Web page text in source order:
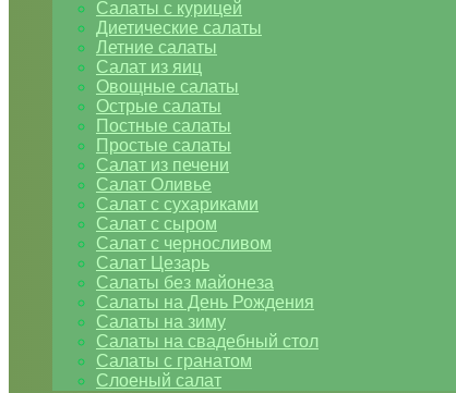
Салаты с курицей
Диетические салаты
Летние салаты
Салат из яиц
Овощные салаты
Острые салаты
Постные салаты
Простые салаты
Салат из печени
Салат Оливье
Салат с сухариками
Салат с сыром
Салат с черносливом
Салат Цезарь
Салаты без майонеза
Салаты на День Рождения
Салаты на зиму
Салаты на свадебный стол
Салаты с гранатом
Слоеный салат